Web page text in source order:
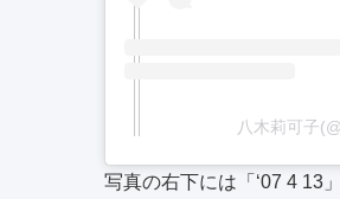
八木莉可子
写真の右下には「‘07 4 13